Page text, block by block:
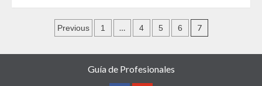
Previous 1 … 4 5 6 7
Guía de Profesionales